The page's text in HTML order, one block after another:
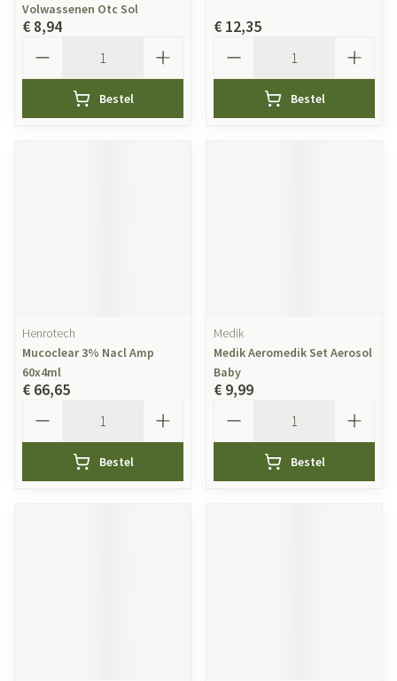
Volwassenen Otc Sol
€ 8,94
Bestel
€ 12,35
Bestel
Henrotech
Mucoclear 3% Nacl Amp
60x4ml
€ 66,65
Bestel
Medik
Medik Aeromedik Set Aerosol
Baby
€ 9,99
Bestel